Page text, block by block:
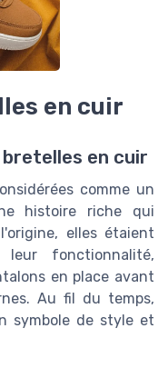
en cuir
en cuir
comme un
histoire riche qui
elles étaient
leur fonctionnalité,
en place avant
Au fil du temps,
symbole de style et